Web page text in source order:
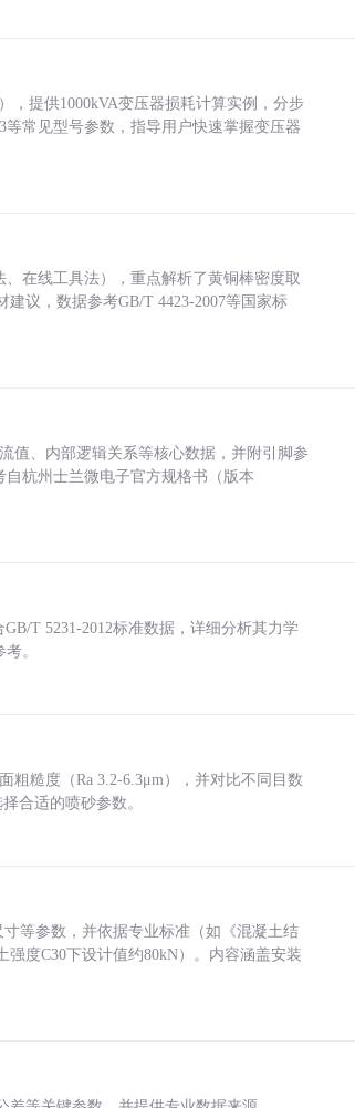
，提供1000kVA变压器损耗计算实例，分步
常见型号参数，指导用户快速掌握变压器
在线工具法），重点解析了黄铜棒密度取
议，数据参考GB/T 4423-2007等国家标
值、内部逻辑关系等核心数据，并附引脚参
杭州士兰微电子官方规格书（版本
T 5231-2012标准数据，详细分析其力学
。
粗糙度（Ra 3.2-6.3μm），并对比不同目数
合适的喷砂参数。
等参数，并依据专业标准（如《混凝土结
度C30下设计值约80kN）。内容涵盖安装